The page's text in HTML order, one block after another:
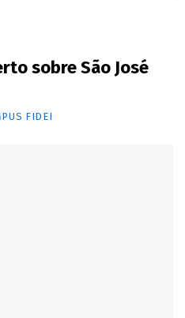
sobre São José
FIDEI